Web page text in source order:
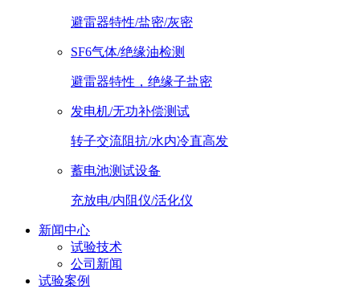
避雷器特性/盐密/灰密
SF6气体/绝缘油检测
避雷器特性，绝缘子盐密
发电机/无功补偿测试
转子交流阻抗/水内冷直高发
蓄电池测试设备
充放电/内阻仪/活化仪
新闻中心
试验技术
公司新闻
试验案例